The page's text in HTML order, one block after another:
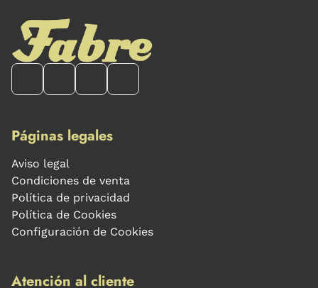
Páginas legales
Aviso legal
Condiciones de venta
Política de privacidad
Política de Cookies
Configuración de Cookies
Atención al cliente